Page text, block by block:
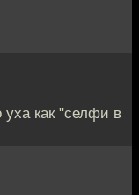
как "селфи в